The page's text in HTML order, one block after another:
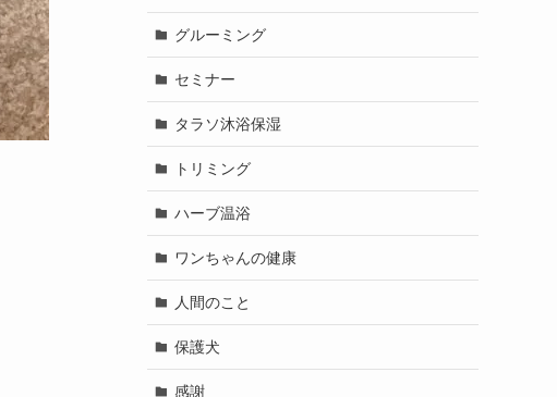
グルーミング
セミナー
タラソ沐浴保湿
トリミング
ハーブ温浴
ワンちゃんの健康
人間のこと
保護犬
感謝